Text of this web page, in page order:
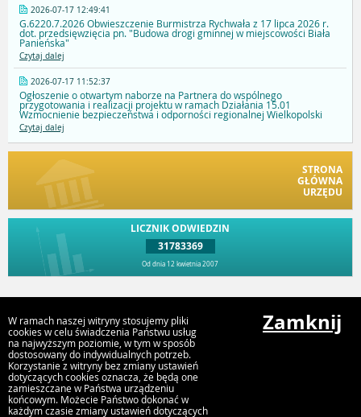
2026-07-17 12:49:41
G.6220.7.2026 Obwieszczenie Burmistrza Rychwała z 17 lipca 2026 r.
dot. przedsięwzięcia pn. "Budowa drogi gminnej w miejscowości Biała
Panieńska"
Czytaj dalej
2026-07-17 11:52:37
Ogłoszenie o otwartym naborze na Partnera do wspólnego
przygotowania i realizacji projektu w ramach Działania 15.01
Wzmocnienie bezpieczeństwa i odporności regionalnej Wielkopolski
Czytaj dalej
STRONA
GŁÓWNA
URZĘDU
LICZNIK ODWIEDZIN
31783369
Od dnia 12 kwietnia 2007
Urząd Gminy i Miasta Rychwał
Plac Wolności 16, 62-570 Rychwał
W ramach naszej witryny stosujemy pliki
cookies w celu świadczenia Państwu usług
na najwyższym poziomie, w tym w sposób
dostosowany do indywidualnych potrzeb.
Korzystanie z witryny bez zmiany ustawień
dotyczących cookies oznacza, że będą one
zamieszczane w Państwa urządzeniu
końcowym. Możecie Państwo dokonać w
każdym czasie zmiany ustawień dotyczących
Zamknij